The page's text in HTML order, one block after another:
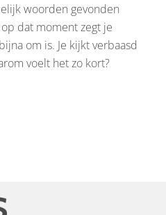
woorden gevonden
dat moment zegt je
om is. Je kijkt verbaasd
voelt het zo kort?